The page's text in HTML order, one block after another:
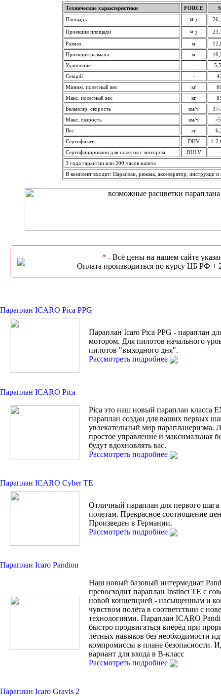
Технические характеристики FORCE
S
Площадь
м2
Проекция площади м2
Размах
м
Проекция размаха
м
Удлинение
-
Секций
-
Миним. полетный вес
кг
Макс. полетный вес
кг
Балансир. скорость
км/ч
Макс. скорость
км/ч
Вес
кг
Сертификат
DHV
1-2
Сертифицированн для полетов с мотором
DULV
-
3 года гарантии или 200 часов налета
В комплект входит: Параплан, рюкзак, акселератор, инструкци
* - Всё цены на нашем сайте
Оплата производиться по курсу ЦБ РФ +
Параплан ICARO Pica PPG
Параплан Icaro Pica PPG - параплан
мотором. Для пилотов начального
пилотов "выходного дня".
Рассмотреть подробнее
Параплан ICARO Pica
Pica это наш новый параплан класса
параплан создан для ваших первых
увлекательный мир парапланеризма.
простое управление и максимальная
будут вдохновлять вас.
Рассмотреть подробнее
Параплан ICARO Cyber TE
Отличный параплан для первого
полетам. Прекрасное соотношение
Произведен в Германии.
Рассмотреть подробнее
Параплан Icaro Pandion
Наш новый базовый интермедиат
превосходит параплан Instinct TE с
новой концепцией - насыщенным и
чувством полёта в соответствии с
технологиями. Параплан ICARO
быстро продвигаться вперёд при
лётных навыков без необходимости
компромиссы в плане безопасности.
вариант для входа в В-класс
Рассмотреть подробнее
Параплан Icaro Gravis 2